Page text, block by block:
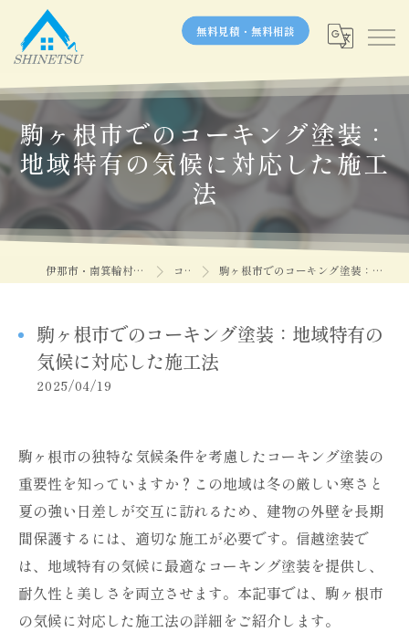
無料見積・無料相談
駒ヶ根市でのコーキング塗装：
地域特有の気候に対応した施工
法
伊那市・南箕輪村の塗装なら信越塗装 コラム 駒ヶ根市でのコーキング塗装：地域特有の気候に対応した施工法
駒ヶ根市でのコーキング塗装：地域特有の
気候に対応した施工法
2025/04/19
駒ヶ根市の独特な気候条件を考慮したコーキング塗装の
重要性を知っていますか？この地域は冬の厳しい寒さと
夏の強い日差しが交互に訪れるため、建物の外壁を長期
間保護するには、適切な施工が必要です。信越塗装で
は、地域特有の気候に最適なコーキング塗装を提供し、
耐久性と美しさを両立させます。本記事では、駒ヶ根市
の気候に対応した施工法の詳細をご紹介します。